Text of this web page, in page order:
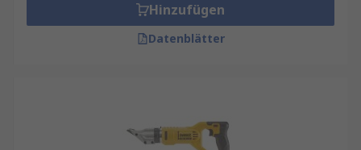
Hinzufügen
Datenblätter